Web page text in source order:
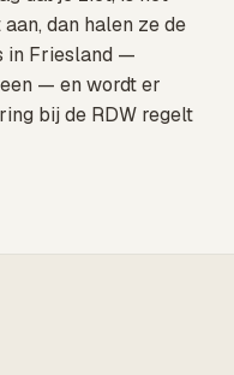
dan halen ze de
in Friesland —
— en wordt er
bij de RDW regelt